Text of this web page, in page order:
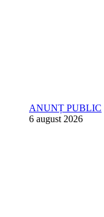
ANUNȚ PUBLIC
6 august 2026